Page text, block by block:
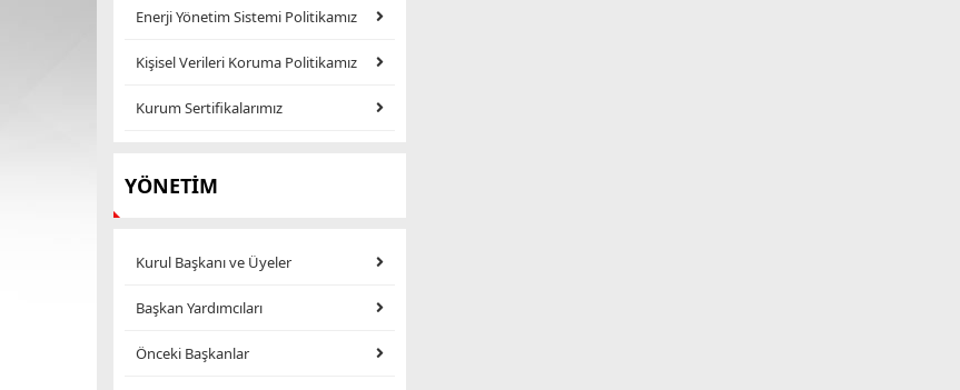
Enerji Yönetim Sistemi Politikamız
Kişisel Verileri Koruma Politikamız
Kurum Sertifikalarımız
YÖNETİM
Kurul Başkanı ve Üyeler
Başkan Yardımcıları
Önceki Başkanlar